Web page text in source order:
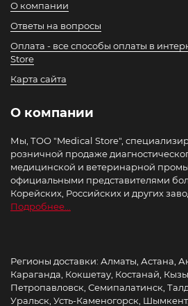
О компании
Ответы на вопросы
Оплата - все способы оплаты в
Store
Карта сайта
О компании
Мы, ТОО "Medical Store",
розничной продаже
медицинской и ветеринарной
официальными представителями
Корейских, Российских и других
Подробнее...
Регионы доставки: Алматы, Астана,
Караганда, Кокшетау, Костанай,
Петропавловск, Семипалатинск,
Уральск, Усть-Каменогорск, Шымкент.